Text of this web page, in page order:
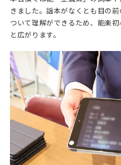
きました。謡本がなくとも目の
ついて理解ができるため、能楽
と広がります。